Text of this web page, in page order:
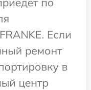
Если
ремонт
в
центр